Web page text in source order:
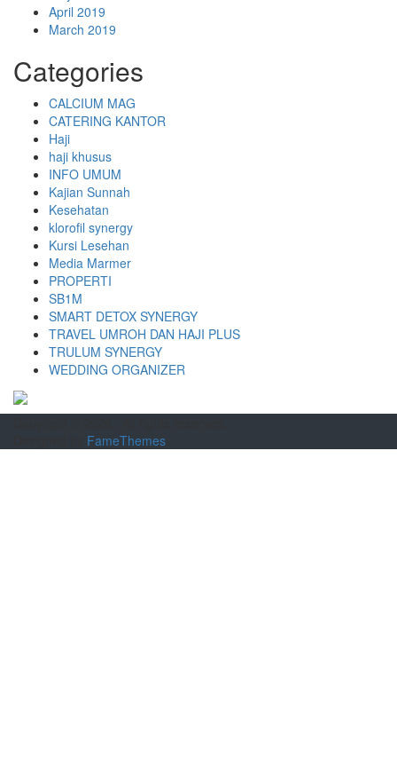
April 2019
March 2019
Categories
CALCIUM MAG
CATERING KANTOR
Haji
haji khusus
INFO UMUM
Kajian Sunnah
Kesehatan
klorofil synergy
Kursi Lesehan
Media Marmer
PROPERTI
SB1M
SMART DETOX SYNERGY
TRAVEL UMROH DAN HAJI PLUS
TRULUM SYNERGY
WEDDING ORGANIZER
FameThemes